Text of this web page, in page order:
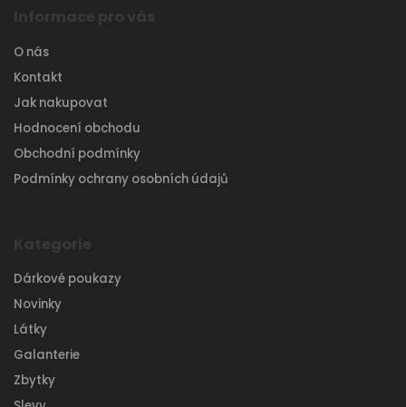
Informace pro vás
O nás
Kontakt
Jak nakupovat
Hodnocení obchodu
Obchodní podmínky
Podmínky ochrany osobních údajů
Kategorie
Dárkové poukazy
Novinky
Látky
Galanterie
Zbytky